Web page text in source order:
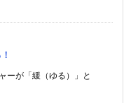
ーが「緩（ゆる）」と